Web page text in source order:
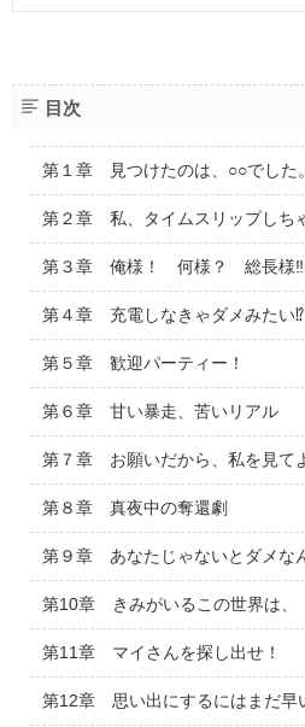
目次
第１章 見つけたのは、○○でした。
第２章 私、タイムスリップしち
第３章 俺様！ 何様？ 総長様‼
第４章 充電しなきゃダメみたい⁉
第５章 歓迎パーティー！
第６章 甘い暴走、苦いリアル
第７章 お願いだから、私を見て
第８章 真夜中の奪還劇
第９章 あなたじゃないとダメな
第10章 きみがいるこの世界は、
第11章 マイさんを探し出せ！
第12章 思い出にするにはまだ早